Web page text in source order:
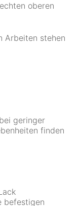
oberen
Arbeiten stehen
geringer
finden
befestigen